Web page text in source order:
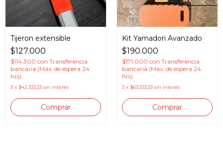
Tijeron extensible
$127.000
$114.300 con Transferencia
bancaria (Máx. de espera 24
hrs)
3 x $42.333,33 sin interés
Kit Yamadori Avanzado
$190.000
$171.000 con Transferencia
bancaria (Máx. de espera 24
hrs)
3 x $63.333,33 sin interés